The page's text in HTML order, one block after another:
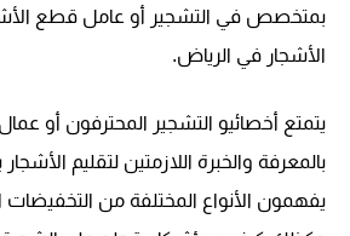
بمتخصص في التشجير أو عامل قطع
الأشجار في الرياض.
يتمتع أخصائيو التشجير المحترفون أو
بالمعرفة والخبرة اللازمتين لتقليم
يفهمون الأنواع المختلفة من التخفيضات